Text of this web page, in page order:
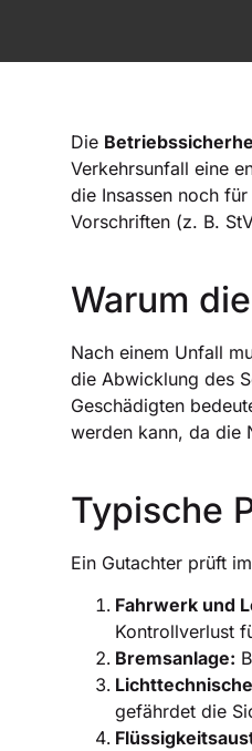
Die
Verkehrsunfall eine
die Insassen noch
Vorschriften (z. B.
Warum
Nach einem Unfall
die Abwicklung des
Geschädigten
werden kann, da die
Typische
Ein Gutachter prüft
Fahrwerk und
Kontrollverlust
Bremsanlage:
gefährdet die